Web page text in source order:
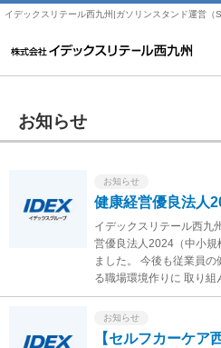
イデックスリテール西九州|ガソリンスタンド運営（
お知らせ
お知らせ
健康経営優良法人
イデックスリテール西九
営優良法人2024（中小
ました。 今後も従業員
る職場環境作りに 取り
お知らせ
【セルフカーケア